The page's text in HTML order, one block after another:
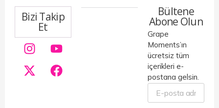
Bizi Takip
Et
Bültene
Abone Olun
Grape
Moments’ın
ücretsiz tüm
içerikleri e-
postana gelsin.